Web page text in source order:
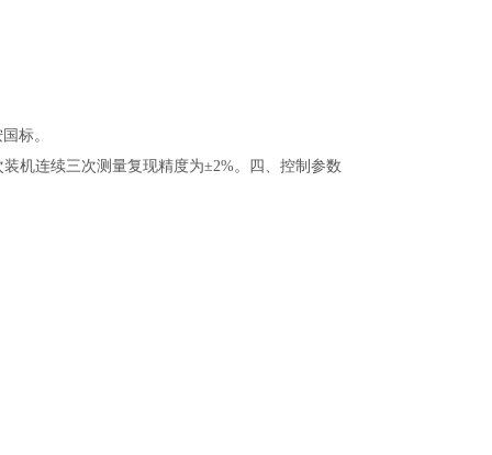
标。
机连续三次测量复现精度为±2%。四、控制参数